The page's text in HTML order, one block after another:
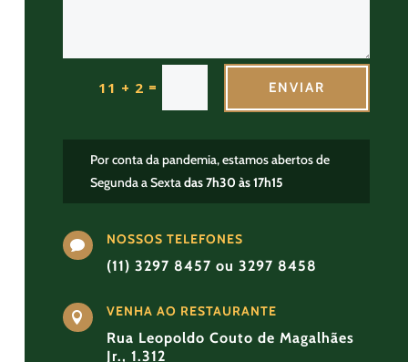
11 + 2 = ENVIAR
Por conta da pandemia, estamos abertos de
Segunda a Sextadas 7h30 às 17h15
 NOSSOS TELEFONES
(11) 3297 8457 ou 3297 8458
 VENHA AO RESTAURANTE
Rua Leopoldo Couto de Magalhães
Jr., 1.312